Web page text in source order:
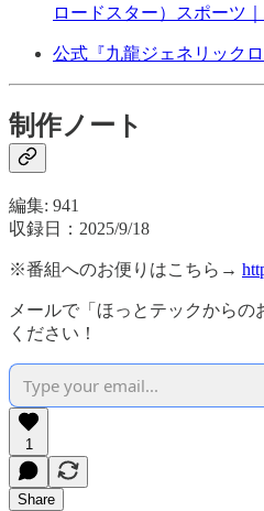
ロードスター）スポーツ
公式『九龍ジェネリックロ
制作ノート
編集: 941
収録日：2025/9/18
※番組へのお便りはこちら→
メールで「ほっとテックから
ください！
1
Share